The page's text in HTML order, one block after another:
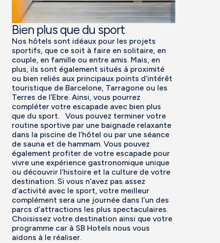
Bien plus que du sport
Nos hôtels sont idéaux pour les projets
sportifs, que ce soit à faire en solitaire, en
couple, en famille ou entre amis. Mais, en
plus, ils sont également situés à proximité
ou bien reliés aux principaux points d’intérêt
touristique de Barcelone, Tarragone ou les
Terres de l’Ebre. Ainsi, vous pourrez
compléter votre escapade avec bien plus
que du sport. Vous pouvez terminer votre
routine sportive par une baignade relaxante
dans la piscine de l’hôtel ou par une séance
de sauna et de hammam. Vous pouvez
également profiter de votre escapade pour
vivre une expérience gastronomique unique
ou découvrir l’histoire et la culture de votre
destination. Si vous n’avez pas assez
d’activité avec le sport, votre meilleur
complément sera une journée dans l’un des
parcs d’attractions les plus spectaculaires.
Choisissez votre destination ainsi que votre
programme car à SB Hotels nous vous
aidons à le réaliser.